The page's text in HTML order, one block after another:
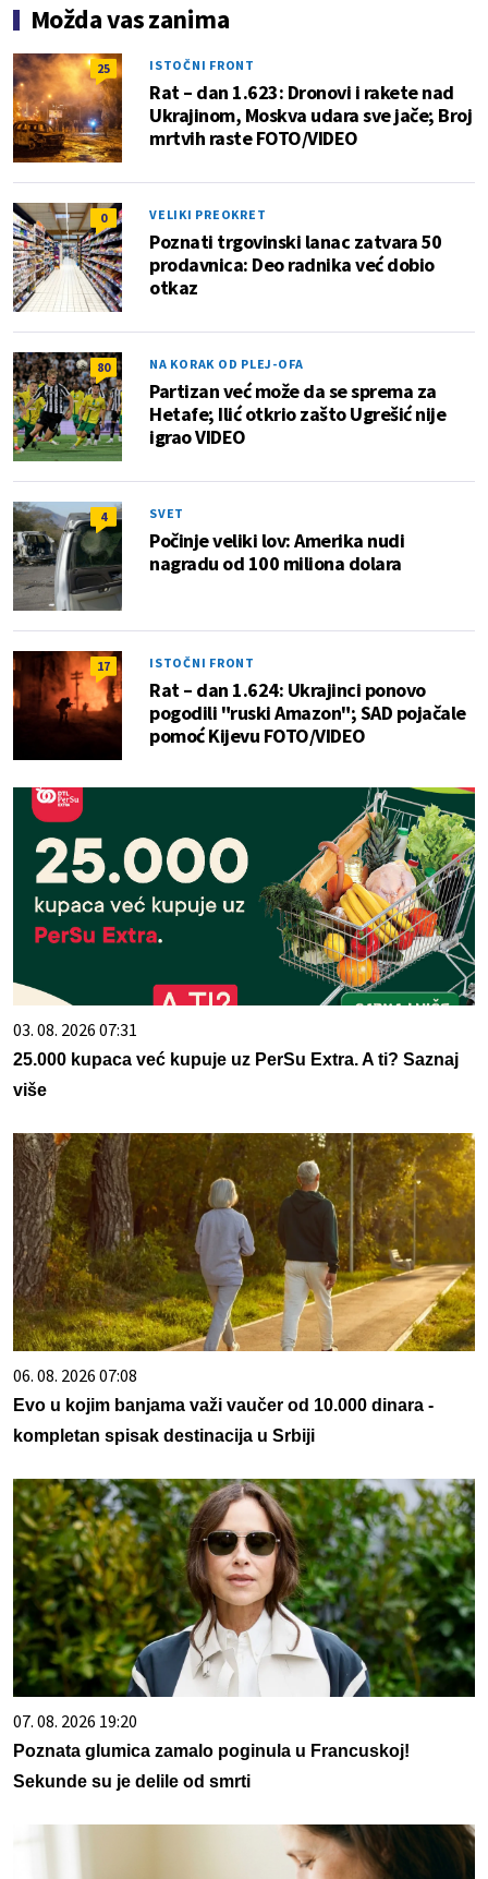
Možda vas zanima
25 ISTOČNI FRONT
Rat – dan 1.623: Dronovi i rakete nad
Ukrajinom, Moskva udara sve jače; Broj
mrtvih raste FOTO/VIDEO
0 VELIKI PREOKRET
Poznati trgovinski lanac zatvara 50
prodavnica: Deo radnika već dobio
otkaz
80 NA KORAK OD PLEJ-OFA
Partizan već može da se sprema za
Hetafe; Ilić otkrio zašto Ugrešić nije
igrao VIDEO
4 SVET
Počinje veliki lov: Amerika nudi
nagradu od 100 miliona dolara
17 ISTOČNI FRONT
Rat – dan 1.624: Ukrajinci ponovo
pogodili "ruski Amazon"; SAD pojačale
pomoć Kijevu FOTO/VIDEO
03. 08. 2026 07:31
25.000 kupaca već kupuje uz PerSu Extra. A ti? Saznaj
više
06. 08. 2026 07:08
Evo u kojim banjama važi vaučer od 10.000 dinara -
kompletan spisak destinacija u Srbiji
07. 08. 2026 19:20
Poznata glumica zamalo poginula u Francuskoj!
Sekunde su je delile od smrti